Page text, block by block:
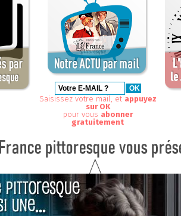
Saisissez votre mail, et appuyez
sur OK
pour vous abonner
gratuitement